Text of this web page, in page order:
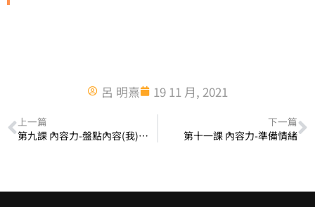
呂 明熹 19 11 月, 2021
上一篇
第九課 內容力-盤點內容(我)優勢
下一篇
第十一課 內容力-準備情緒